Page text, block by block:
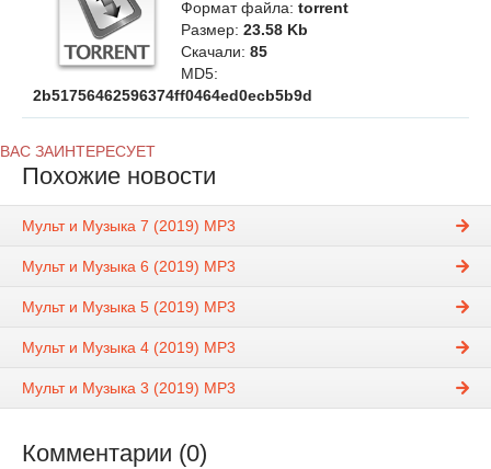
Формат файла: torrent
Размер: 23.58 Kb
Скачали: 85
MD5:
2b51756462596374ff0464ed0ecb5b9d
ВАС ЗАИНТЕРЕСУЕТ
Похожие новости
Мульт и Музыка 7 (2019) MP3
Мульт и Музыка 6 (2019) MP3
Мульт и Музыка 5 (2019) MP3
Мульт и Музыка 4 (2019) MP3
Мульт и Музыка 3 (2019) MP3
Комментарии (0)